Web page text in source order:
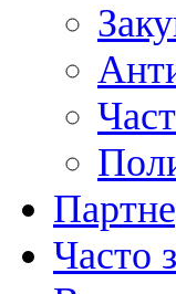
Часто